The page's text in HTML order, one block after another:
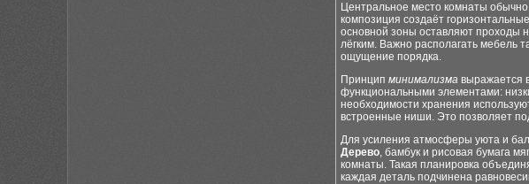
Центральное место комнаты
композиция создаёт
основной зоны оставляют проходы
лёгким. Важно располагать мебель
ощущение порядка.
Принцип минимализма выражается
функциональными элементами:
необходимости хранения
встроенные ниши. Это позволяет
Для усиления атмосферы уюта и
Дерево, бамбук и рисовая бумага
комнаты. Такая планировка
каждая деталь подчинена